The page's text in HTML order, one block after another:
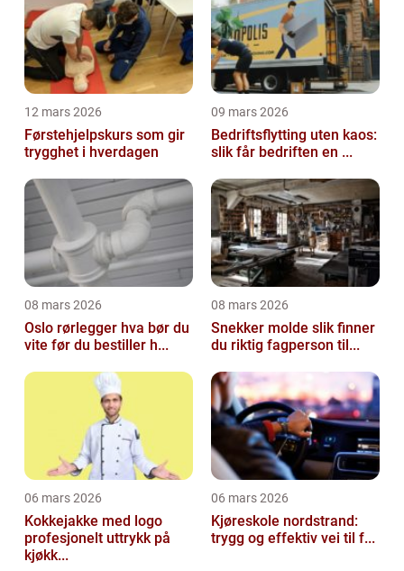
12 mars 2026
Førstehjelpskurs som gir
trygghet i hverdagen
09 mars 2026
Bedriftsflytting uten kaos:
slik får bedriften en ...
08 mars 2026
Oslo rørlegger hva bør du
vite før du bestiller h...
08 mars 2026
Snekker molde slik finner
du riktig fagperson til...
06 mars 2026
Kokkejakke med logo
profesjonelt uttrykk på
kjøkk...
06 mars 2026
Kjøreskole nordstrand:
trygg og effektiv vei til f...